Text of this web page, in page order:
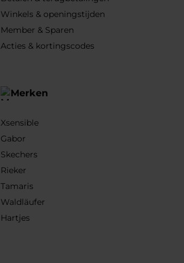
Winkels & openingstijden
Member & Sparen
Acties & kortingscodes
Merken
Xsensible
Gabor
Skechers
Rieker
Tamaris
Waldläufer
Hartjes